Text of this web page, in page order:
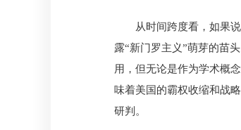
从时间跨度看，如果
露“新门罗主义”萌芽的苗
用，但无论是作为学术概
味着美国的霸权收缩和战
研判。